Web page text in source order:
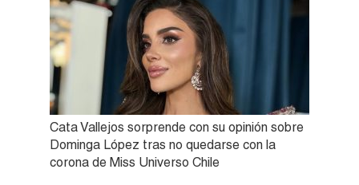
Cata Vallejos sorprende con su opinión sobre
Dominga López tras no quedarse con la
corona de Miss Universo Chile